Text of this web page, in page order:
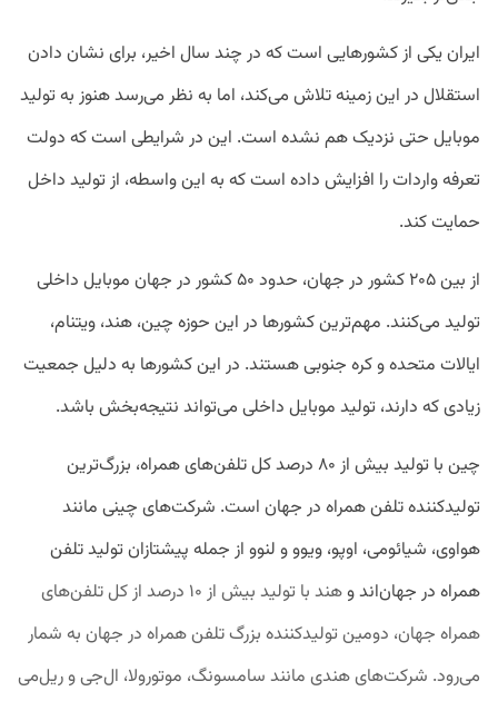
ایران یکی از کشورهایی است که در چند سال اخیر، برای نشان دادن
استقلال در این زمینه تلاش می‌کند، اما به نظر می‌رسد هنوز به تولید
موبایل حتی نزدیک هم نشده است. این در شرایطی است که دولت
تعرفه واردات را افزایش داده است که به این واسطه، از تولید داخل
حمایت کند.
از بین ۲۰۵ کشور در جهان، حدود ۵۰ کشور در جهان موبایل داخلی
تولید می‌کنند. مهم‌ترین کشورها در این حوزه چین، هند، ویتنام،
ایالات متحده و کره جنوبی هستند. در این کشورها به‌ دلیل جمعیت
زیادی که دارند، تولید موبایل داخلی می‌تواند نتیجه‌بخش باشد.
چین با تولید بیش از ۸۰ درصد کل تلفن‌های همراه، بزرگ‌ترین
تولیدکننده تلفن همراه در جهان است. شرکت‌های چینی مانند
هواوی، شیائومی، اوپو، ویوو و لنوو از جمله پیشتازان تولید تلفن
همراه در جهان‌اند و
هند با تولید بیش از ۱۰ درصد از کل تلفن‌های
همراه جهان، دومین تولیدکننده بزرگ تلفن همراه در جهان به شمار
می‌رود. شرکت‌های هندی مانند سامسونگ، موتورولا، ال‌جی و ریل‌می